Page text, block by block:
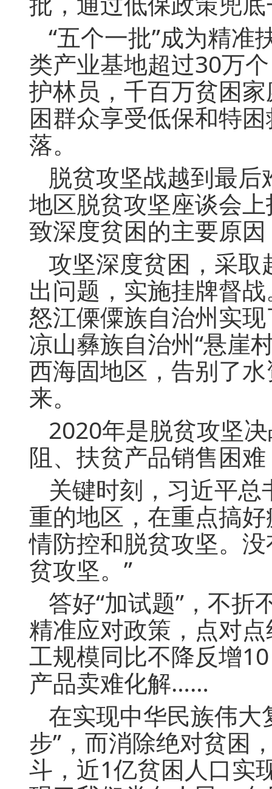
“五个一批”成为精
类产业基地超过30万
护林员，千百万贫困
困群众享受低保和特
落。
脱贫攻坚战越到最
地区脱贫攻坚座谈会
致深度贫困的主要原
攻坚深度贫困，采取
出问题，实施挂牌督
怒江傈僳族自治州实
凉山彝族自治州“悬崖
西海固地区，告别了
来。
2020年是脱贫攻坚
阻、扶贫产品销售困
关键时刻，习近平
重的地区，在重点搞
情防控和脱贫攻坚。
贫攻坚。”
答好“加试题”，不
精准应对政策，点对
工规模同比不降反增
产品卖难化解……
在实现中华民族伟大
步”，而消除绝对贫困
斗，近1亿贫困人口实